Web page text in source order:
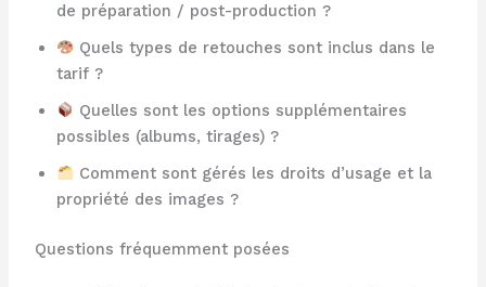
de préparation / post-production ?
Quels types de retouches sont inclus dans le
tarif ?
Quelles sont les options supplémentaires
possibles (albums, tirages) ?
Comment sont gérés les droits d’usage et la
propriété des images ?
Questions fréquemment posées